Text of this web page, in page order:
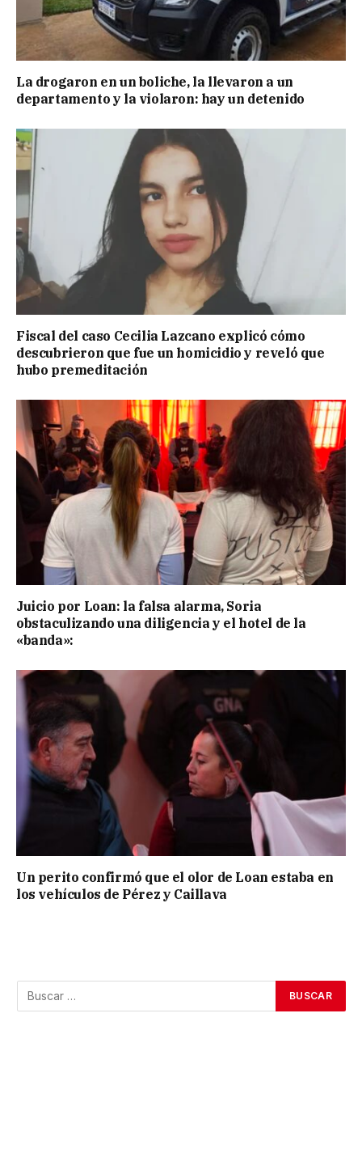
La drogaron en un boliche, la llevaron a un
departamento y la violaron: hay un detenido
Fiscal del caso Cecilia Lazcano explicó cómo
descubrieron que fue un homicidio y reveló que
hubo premeditación
Juicio por Loan: la falsa alarma, Soria
obstaculizando una diligencia y el hotel de la
«banda»:
Un perito confirmó que el olor de Loan estaba en
los vehículos de Pérez y Caillava